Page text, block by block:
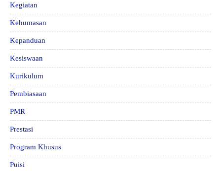
Kegiatan
Kehumasan
Kepanduan
Kesiswaan
Kurikulum
Pembiasaan
PMR
Prestasi
Program Khusus
Puisi